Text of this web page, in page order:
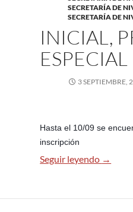
SECRETARÍA DE
SECRETARÍA DE
INICIAL,
ESPECIAL
3 SEPTIEMBRE,
Hasta el 10/09 se
inscripción
Seguir leyendo Inicial,
→